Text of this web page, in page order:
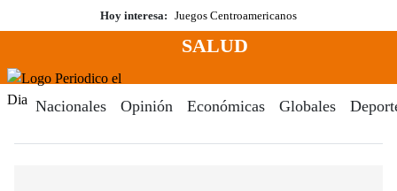
al
Hoy interesa: Juegos Centroamericanos
Menú
SALUD
Nacionales Opinión Económicas Globales